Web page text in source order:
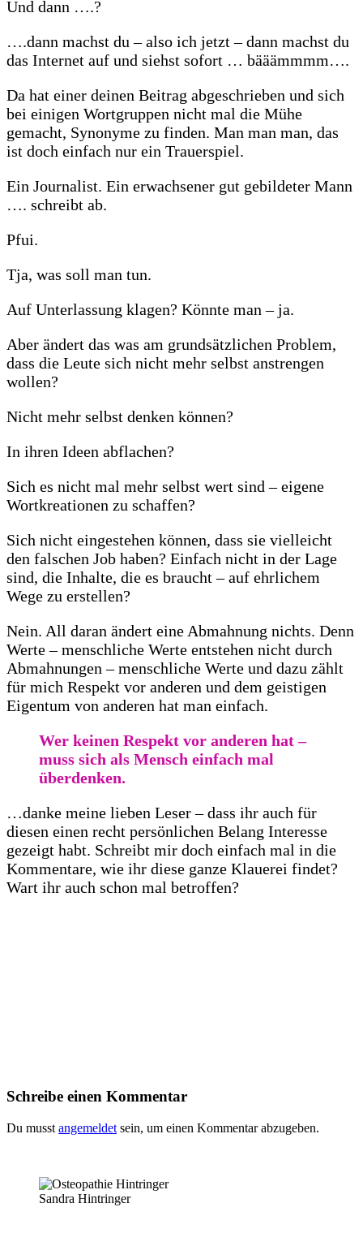
Und dann ….?
….dann machst du – also ich jetzt – dann machst du
das Internet auf und siehst sofort … bääämmmm….
Da hat einer deinen Beitrag abgeschrieben und sich
bei einigen Wortgruppen nicht mal die Mühe
gemacht, Synonyme zu finden. Man man man, das
ist doch einfach nur ein Trauerspiel.
Ein Journalist. Ein erwachsener gut gebildeter Mann
…. schreibt ab.
Pfui.
Tja, was soll man tun.
Auf Unterlassung klagen? Könnte man – ja.
Aber ändert das was am grundsätzlichen Problem,
dass die Leute sich nicht mehr selbst anstrengen
wollen?
Nicht mehr selbst denken können?
In ihren Ideen abflachen?
Sich es nicht mal mehr selbst wert sind – eigene
Wortkreationen zu schaffen?
Sich nicht eingestehen können, dass sie vielleicht
den falschen Job haben? Einfach nicht in der Lage
sind, die Inhalte, die es braucht – auf ehrlichem
Wege zu erstellen?
Nein. All daran ändert eine Abmahnung nichts. Denn
Werte – menschliche Werte entstehen nicht durch
Abmahnungen – menschliche Werte und dazu zählt
für mich Respekt vor anderen und dem geistigen
Eigentum von anderen hat man einfach.
Wer keinen Respekt vor anderen hat –
muss sich als Mensch einfach mal
überdenken.
…danke meine lieben Leser – dass ihr auch für
diesen einen recht persönlichen Belang Interesse
gezeigt habt. Schreibt mir doch einfach mal in die
Kommentare, wie ihr diese ganze Klauerei findet?
Wart ihr auch schon mal betroffen?
Schreibe einen Kommentar
Du musst angemeldet sein, um einen Kommentar abzugeben.
Sandra Hintringer